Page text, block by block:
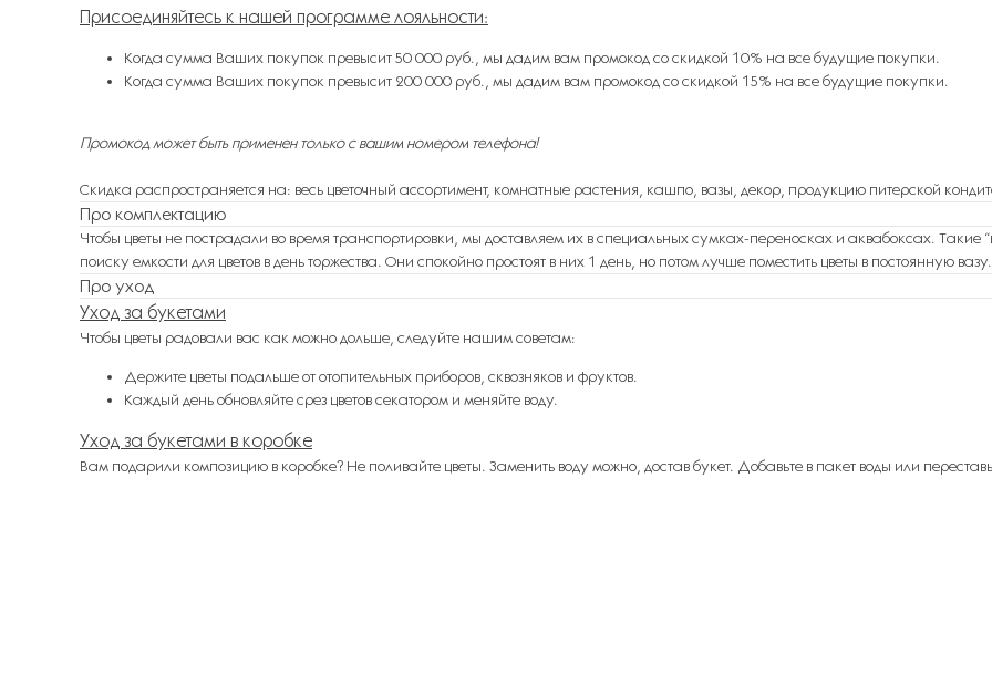
Присоединяйтесь к нашей программе лояльности:
Когда сумма Ваших покупок превысит 50 000 руб., мы дадим вам промокод со скидкой 10% на все будущие покупки.
Когда сумма Ваших покупок превысит 200 000 руб., мы дадим вам промокод со скидкой 15% на все будущие покупки.
Промокод может быть применен только с вашим номером телефона!
Скидка распространяется на: весь цветочный ассортимент, комнатные растения, кашпо, вазы, декор, продукцию питерской
Про комплектацию
Чтобы цветы не пострадали во время транспортировки, мы доставляем их в специальных сумках-переносках и аквабоксах. Такие
поиску емкости для цветов в день торжества. Они спокойно простоят в них 1 день, но потом лучше поместить цветы в постоянную вазу.
Про уход
Уход за букетами
Чтобы цветы радовали вас как можно дольше, следуйте нашим советам:
Держите цветы подальше от отопительных приборов, сквозняков и фруктов.
Каждый день обновляйте срез цветов секатором и меняйте воду.
Уход за букетами в коробке
Вам подарили композицию в коробке? Не поливайте цветы. Заменить воду можно, достав букет. Добавьте в пакет воды или